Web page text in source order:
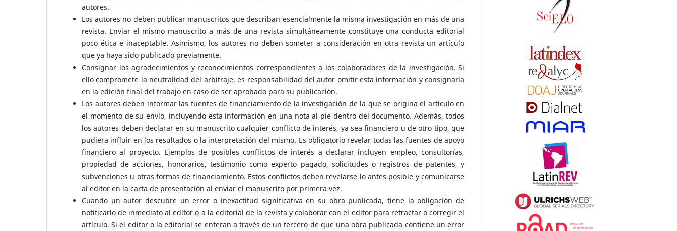
autores.
Los autores no deben publicar manuscritos que describan esencialmente la misma investigación en más de una
revista. Enviar el mismo manuscrito a más de una revista simultáneamente constituye una conducta editorial
poco ética e inaceptable. Asimismo, los autores no deben someter a consideración en otra revista un artículo
que ya haya sido publicado previamente.
Consignar los agradecimientos y reconocimientos correspondientes a los colaboradores de la investigación. Si
ello compromete la neutralidad del arbitraje, es responsabilidad del autor omitir esta información y consignarla
en la edición final del trabajo en caso de ser aprobado para su publicación.
Los autores deben informar las fuentes de financiamiento de la investigación de la que se origina el artículo en
el momento de su envío, incluyendo esta información en una nota al pie dentro del documento. Además, todos
los autores deben declarar en su manuscrito cualquier conflicto de interés, ya sea financiero u de otro tipo, que
pudiera influir en los resultados o la interpretación del mismo. Es obligatorio revelar todas las fuentes de apoyo
financiero al proyecto. Ejemplos de posibles conflictos de interés a declarar incluyen empleo, consultorías,
propiedad de acciones, honorarios, testimonio como experto pagado, solicitudes o registros de patentes, y
subvenciones u otras formas de financiamiento. Estos conflictos deben revelarse lo antes posible y comunicarse
al editor en la carta de presentación al enviar el manuscrito por primera vez.
Cuando un autor descubre un error o inexactitud significativa en su obra publicada, tiene la obligación de
notificarlo de inmediato al editor o a la editorial de la revista y colaborar con el editor para retractar o corregir el
artículo. Si el editor o la editorial se enteran a través de un tercero de que una obra publicada contiene un error